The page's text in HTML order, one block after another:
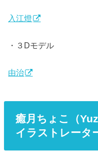
入江燈
・３Dモデル
由治
癒月ちょこ（
イラストレータ